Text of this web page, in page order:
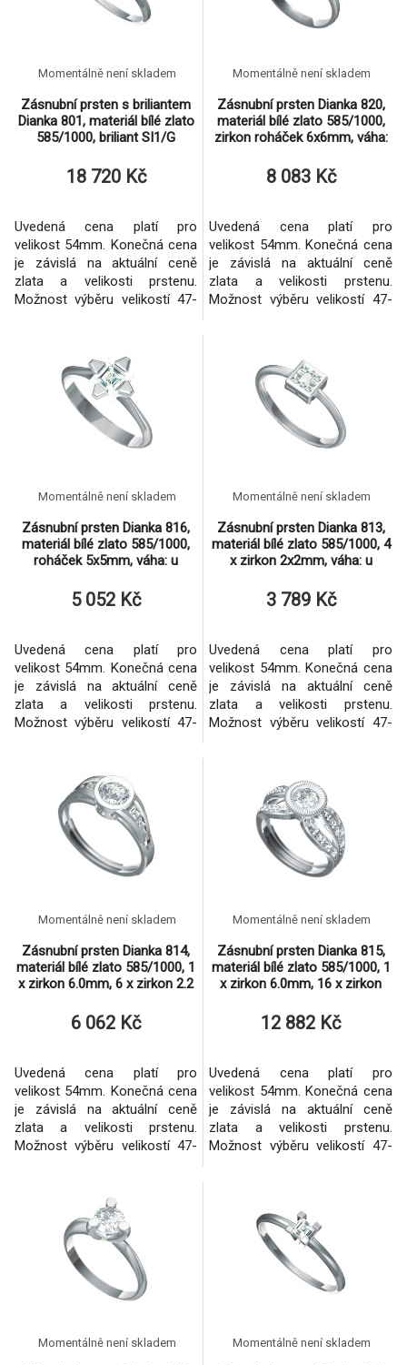
Zásnubní prsten s briliantem
Dianka 801, materiál bílé zlato
585/1000, briliant SI1/G
Momentálně není skladem
18 720 Kč
Uvedená cena platí pro
velikost 54mm. Konečná cena
je závislá na aktuální ceně
zlata a velikosti prstenu.
Možnost výběru velikostí 47-
Zásnubní prsten Dianka 820,
materiál bílé zlato 585/1000,
zirkon roháček 6x6mm, váha:
Momentálně není skladem
8 083 Kč
Uvedená cena platí pro
velikost 54mm. Konečná cena
je závislá na aktuální ceně
zlata a velikosti prstenu.
Možnost výběru velikostí 47-
žlutého zlata.
Zásnubní prsten Dianka 816,
materiál bílé zlato 585/1000,
roháček 5x5mm, váha: u
Momentálně není skladem
5 052 Kč
Uvedená cena platí pro
velikost 54mm. Konečná cena
je závislá na aktuální ceně
zlata a velikosti prstenu.
Možnost výběru velikostí 47-
Možnost zhotovení i ze
žlutého zlata.
Zásnubní prsten Dianka 813,
materiál bílé zlato 585/1000, 4
x zirkon 2x2mm, váha: u
Momentálně není skladem
3 789 Kč
Uvedená cena platí pro
velikost 54mm. Konečná cena
je závislá na aktuální ceně
zlata a velikosti prstenu.
Možnost výběru velikostí 47-
Možnost zhotovení i ze
žlutého zlata.
Zásnubní prsten Dianka 814,
materiál bílé zlato 585/1000, 1
x zirkon 6.0mm, 6 x zirkon 2.2
Momentálně není skladem
6 062 Kč
Uvedená cena platí pro
velikost 54mm. Konečná cena
je závislá na aktuální ceně
zlata a velikosti prstenu.
Možnost výběru velikostí 47-
Možnost zhotovení i ze
žlutého zlata.
Zásnubní prsten Dianka 815,
materiál bílé zlato 585/1000, 1
x zirkon 6.0mm, 16 x zirkon
Momentálně není skladem
12 882 Kč
Uvedená cena platí pro
velikost 54mm. Konečná cena
je závislá na aktuální ceně
zlata a velikosti prstenu.
Možnost výběru velikostí 47-
Momentálně není skladem Momentálně není skladem